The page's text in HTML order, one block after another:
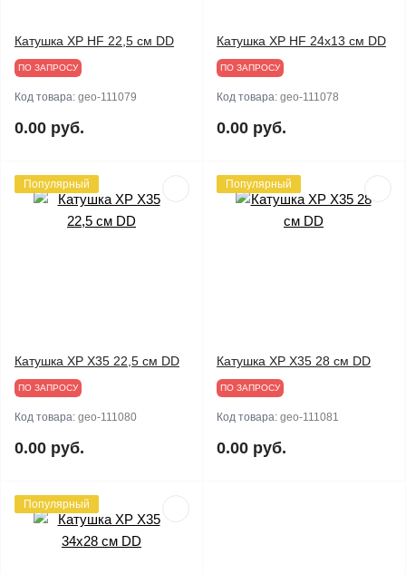
Катушка XP HF 22,5 см DD
ПО ЗАПРОСУ
Код товара: geo-111079
0.00 руб.
Катушка XP HF 24x13 см DD
ПО ЗАПРОСУ
Код товара: geo-111078
0.00 руб.
Популярный
Катушка XP X35 22,5 см DD
ПО ЗАПРОСУ
Код товара: geo-111080
0.00 руб.
Популярный
Катушка XP X35 28 см DD
ПО ЗАПРОСУ
Код товара: geo-111081
0.00 руб.
Популярный